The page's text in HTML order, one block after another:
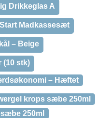
Drikkeglas A
Start Madkassesæt
– Beige
(10 stk)
– Hæftet
krops sæbe 250ml
250ml